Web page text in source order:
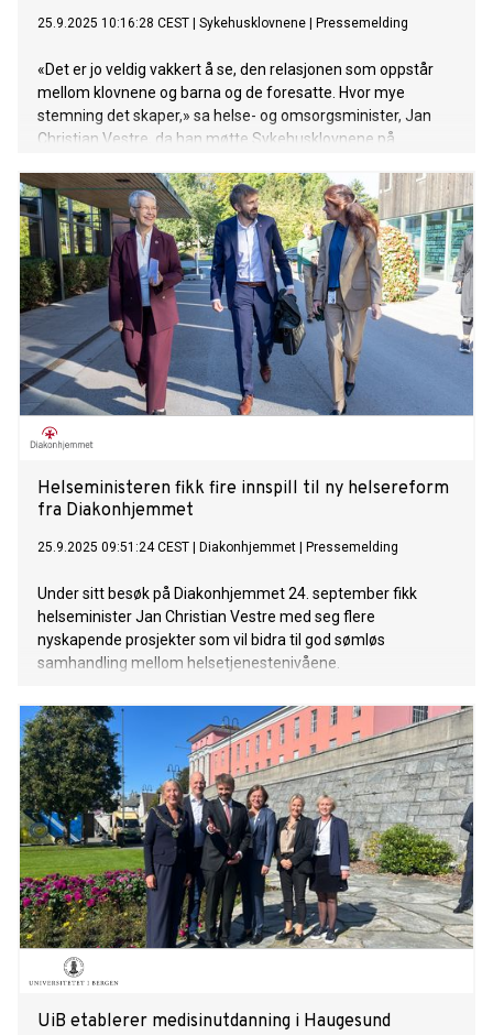
25.9.2025 10:16:28 CEST Sykehusklovnene Pressemelding
«Det er jo veldig vakkert å se, den relasjonen som oppstår
mellom klovnene og barna og de foresatte. Hvor mye
stemning det skaper,» sa helse- og omsorgsminister, Jan
Christian Vestre, da han møtte Sykehusklovnene på
Helseministeren fikk fire innspill til ny helsereform
fra Diakonhjemmet
25.9.2025 09:51:24 CEST Diakonhjemmet Pressemelding
Under sitt besøk på Diakonhjemmet 24. september fikk
helseminister Jan Christian Vestre med seg flere
nyskapende prosjekter som vil bidra til god sømløs
samhandling mellom helsetjenestenivåene.
UiB etablerer medisinutdanning i Haugesund